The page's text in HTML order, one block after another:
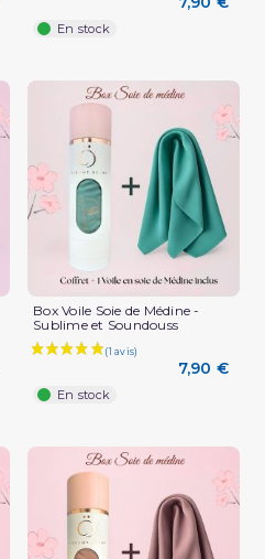
En stock
Box Voile Soie de Médine -
Sublime et Soundouss
7,90 €
En stock